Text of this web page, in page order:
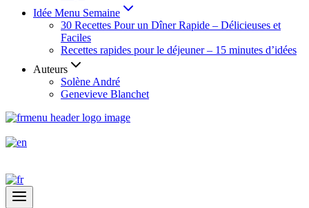
Idée Menu Semaine
30 Recettes Pour un Dîner Rapide – Délicieuses et
Faciles
Recettes rapides pour le déjeuner – 15 minutes d’idées
Auteurs
Solène André
Genevieve Blanchet